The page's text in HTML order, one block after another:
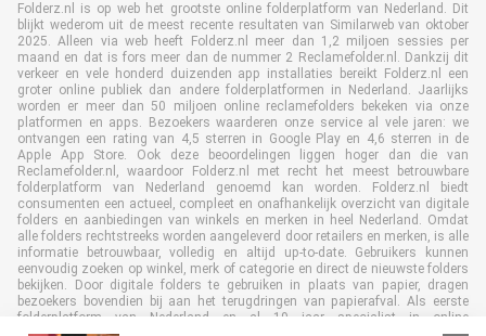
Folderz.nl is op web het grootste online folderplatform van Nederland. Dit
blijkt wederom uit de meest recente resultaten van Similarweb van oktober
2025. Alleen via web heeft Folderz.nl meer dan 1,2 miljoen sessies per
maand en dat is fors meer dan de nummer 2 Reclamefolder.nl. Dankzij dit
verkeer en vele honderd duizenden app installaties bereikt Folderz.nl een
groter online publiek dan andere folderplatformen in Nederland. Jaarlijks
worden er meer dan 50 miljoen online reclamefolders bekeken via onze
platformen en apps. Bezoekers waarderen onze service al vele jaren: we
ontvangen een rating van 4,5 sterren in Google Play en 4,6 sterren in de
Apple App Store. Ook deze beoordelingen liggen hoger dan die van
Reclamefolder.nl, waardoor Folderz.nl met recht het meest betrouwbare
folderplatform van Nederland genoemd kan worden. Folderz.nl biedt
consumenten een actueel, compleet en onafhankelijk overzicht van digitale
folders en aanbiedingen van winkels en merken in heel Nederland. Omdat
alle folders rechtstreeks worden aangeleverd door retailers en merken, is alle
informatie betrouwbaar, volledig en altijd up-to-date. Gebruikers kunnen
eenvoudig zoeken op winkel, merk of categorie en direct de nieuwste folders
bekijken. Door digitale folders te gebruiken in plaats van papier, dragen
bezoekers bovendien bij aan het terugdringen van papierafval. Als eerste
folderplatform van Nederland en al 19 jaar specialist in online